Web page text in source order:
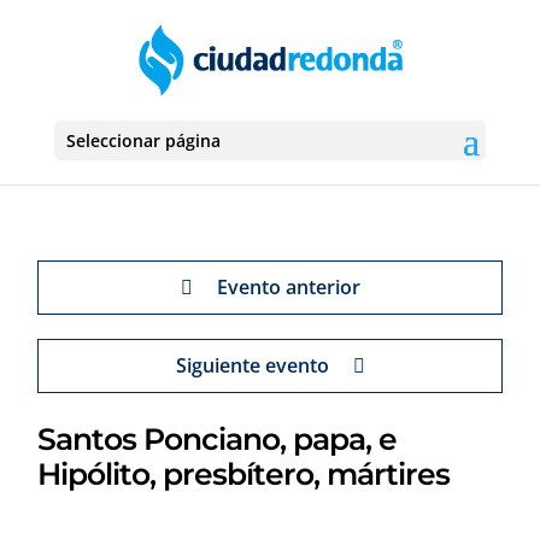
Seleccionar página
Evento anterior
Siguiente evento
Santos Ponciano, papa, e
Hipólito, presbítero, mártires